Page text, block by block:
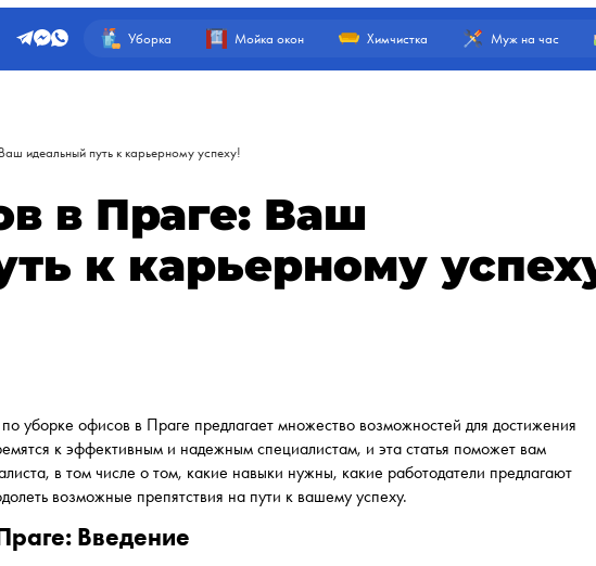
Уборка Мойка окон Химчистка Муж на час
идеальный путь к карьерному успеху!
в Праге: Ваш
к карьерному
уборке офисов в Праге предлагает множество возможностей для достижения
к эффективным и надежным специалистам, и эта статья поможет вам
в том числе о том, какие навыки нужны, какие работодатели предлагают
возможные препятствия на пути к вашему успеху.
Введение